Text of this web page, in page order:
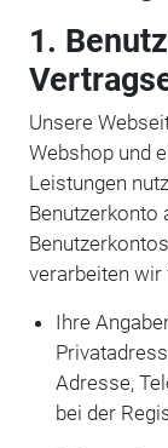
1.
Unsere
Webshop und
Leistungen
Benutzerkonto
verarbeiten wir
Ihre
Adresse,
bei der